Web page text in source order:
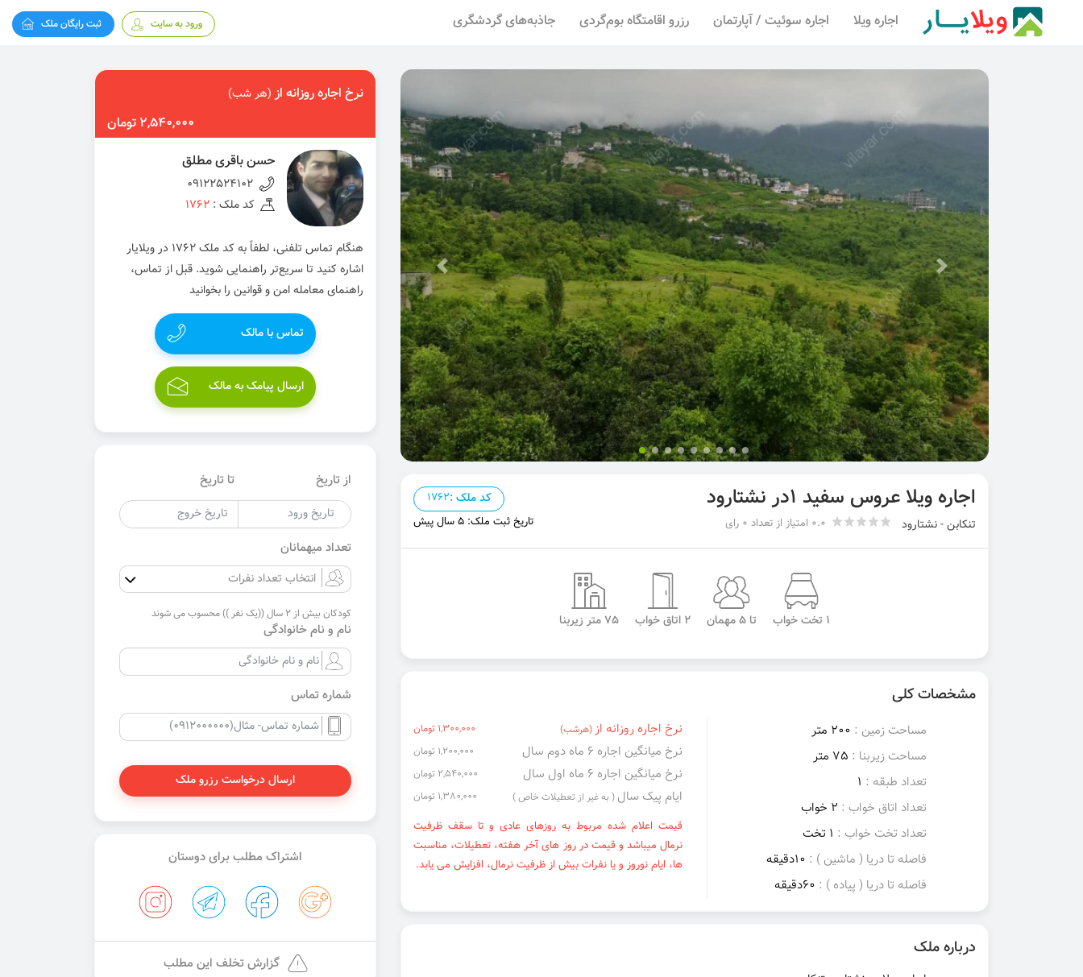
اجاره ویلا اجاره سوئیت / آپارتمان رزرو اقامتگاه بوم‌گردی جاذبه‌های گردشگری ورود به سایت ثبت رایگان ملک
اجاره ویلا عروس سفید 1در نشتارود کد ملک :1762
تنکابن - نشتارود 0.0 امتیاز از تعداد 0 رای تاریخ ثبت ملک: 5 سال پیش
1 تخت خواب تا 5 مهمان 2 اتاق خواب 75 متر زیربنا
مشخصات کلی
مساحت زمین : 200 متر
مساحت زیربنا : 75 متر
تعداد طبقه : 1
تعداد اتاق خواب : 2 خواب
تعداد تخت خواب : 1 تخت
فاصله تا دریا ( ماشین ) : 10دقیقه
فاصله تا دریا ( پیاده ) : 60دقیقه
نرخ اجاره روزانه از(هرشب) 1,300,000 تومان
نرخ میانگین اجاره ۶ ماه دوم سال 1,200,000 تومان
نرخ میانگین اجاره ۶ ماه اول سال 2,540,000 تومان
ایام پیک سال ( به غیر از تعطیلات خاص ) 1,380,000 تومان
قیمت اعلام شده مربوط به روزهای عادی و تا سقف ظرفیت
نرمال میباشد و قیمت در روز های آخر هفته، تعطیلات، مناسبت
ها، ایام نوروز و یا نفرات بیش از ظرفیت نرمال، افزایش می یابد.
درباره ملک
نرخ اجاره روزانه از(هر شب)
2,540,000 تومان
حسن باقری مطلق
09122524102
کد ملک : 1762
هنگام تماس تلفنی، لطفاً به کد ملک 1762 در ویلایار
اشاره کنید تا سریع‌تر راهنمایی شوید. قبل از تماس،
راهنمای معامله امن و قوانین را بخوانید
تماس با مالک
ارسال پیامک به مالک
از تاریخ تا تاریخ
تعداد میهمانان
کودکان بیش از 2 سال ((یک نفر )) محسوب می شوند
نام و نام خانوادگی
شماره تماس
ارسال درخواست رزرو ملک
اشتراک مطلب برای دوستان
گزارش تخلف این مطلب